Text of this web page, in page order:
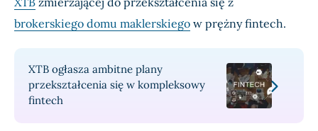
brokerskiego domu maklerskiego w prężny fintech.
XTB ogłasza ambitne plany
przekształcenia się w kompleksowy
fintech